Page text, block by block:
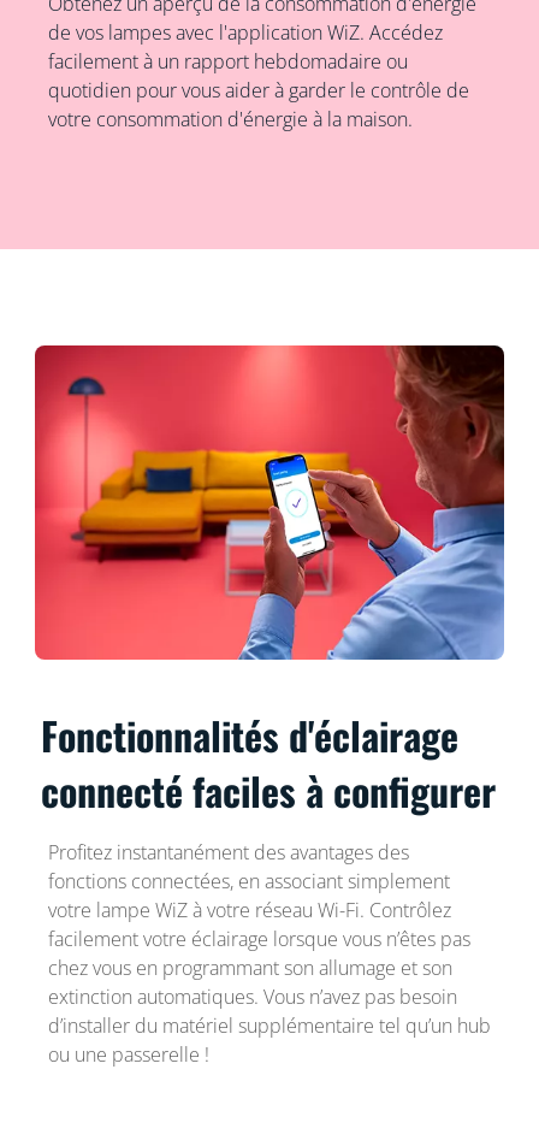
de vos lampes avec l'application WiZ. Accédez
facilement à un rapport hebdomadaire ou
quotidien pour vous aider à garder le contrôle de
votre consommation d'énergie à la maison.
Fonctionnalités d'éclairage
connecté faciles à configurer
Profitez instantanément des avantages des
fonctions connectées, en associant simplement
votre lampe WiZ à votre réseau Wi-Fi. Contrôlez
facilement votre éclairage lorsque vous n’êtes pas
chez vous en programmant son allumage et son
extinction automatiques. Vous n’avez pas besoin
d’installer du matériel supplémentaire tel qu’un hub
ou une passerelle !